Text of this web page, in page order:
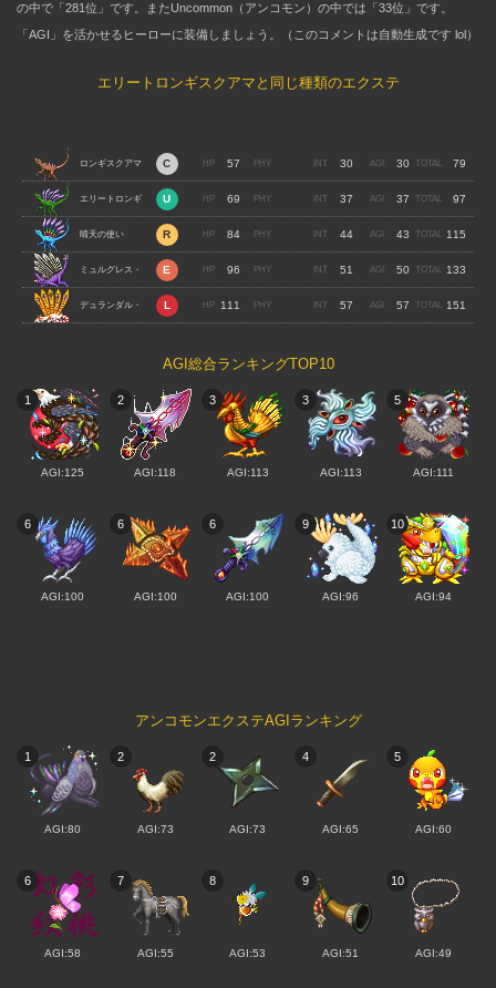
の中で「281位」です。またUncommon（アンコモン）の中では「33位」です。
「AGI」を活かせるヒーローに装備しましょう。（このコメントは自動生成です lol）
エリートロンギスクアマと同じ種類のエクステ
ロンギスクアマ 57 30 30 79
エリートロンギ
スクアマ
69 37 37 97
晴天の使い 84 44 43 115
ミュルグレス・
スクアマ
96 51 50 133
デュランダル・ 111 57 57 151
AGI総合ランキングTOP10
1
AGI:125
2
AGI:118
3
AGI:113
3
AGI:113
5
AGI:111
6
AGI:100
6
AGI:100
6
AGI:100
9
AGI:96
10
AGI:94
アンコモンエクステAGIランキング
1
AGI:80
2
AGI:73
2
AGI:73
4
AGI:65
5
AGI:60
6
AGI:58
7
AGI:55
8
AGI:53
9
AGI:51
10
AGI:49